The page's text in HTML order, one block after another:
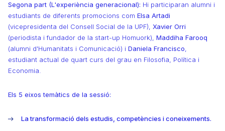
Segona part (L'experiència generacional): Hi participaran alumni i
estudiants de diferents promocions com Elsa Artadi
(vicepresidenta del Consell Social de la UPF), Xavier Orri
(periodista i fundador de la start-up Homuork), Maddiha Farooq
(alumni d'Humanitats i Comunicació) i Daniela Francisco
estudiant actual de quart curs del grau en Filosofia, Política i
Economia.
Els 5 eixos temàtics de la sessió:
La transformació dels estudis, competències i coneixements.